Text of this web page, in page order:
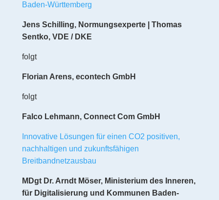
Baden-Württemberg
Jens Schilling, Normungsexperte | Thomas
Sentko, VDE / DKE
folgt
Florian Arens, econtech GmbH
folgt
Falco Lehmann, Connect Com GmbH
Innovative Lösungen für einen CO2 positiven,
nachhaltigen und zukunftsfähigen
Breitbandnetzausbau
MDgt Dr. Arndt Möser, Ministerium des Inneren,
für Digitalisierung und Kommunen Baden-